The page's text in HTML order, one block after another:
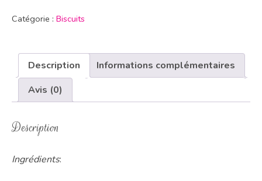
Catégorie : Biscuits
Description
Informations complémentaires
Avis (0)
Description
Ingrédients: